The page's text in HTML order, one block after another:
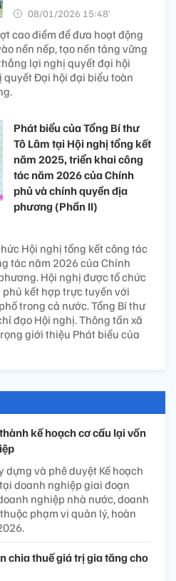
08/01/2026 15:48’
cao điểm để đưa hoạt động
nền nếp, tạo nền tảng vững
lợi nghị quyết đại hội
Đại hội đại biểu toàn
Phát biểu của Tổng Bí thư
Tô Lâm tại Hội nghị tổng kết
năm 2025, triển khai công
tác năm 2026 của Chính
phủ và chính quyền địa
phương (Phần II)
Hội nghị tổng kết công tác
tác năm 2026 của Chính
Hội nghị được tổ chức
kết hợp trực tuyến với
trong cả nước. Tổng Bí thư
đạo Hội nghị. Thông tấn xã
giới thiệu Phát biểu của
kế hoạch cơ cấu lại vốn
dựng và phê duyệt Kế hoạch
doanh nghiệp giai đoạn
nghiệp nhà nước, doanh
phạm vi quản lý, hoàn
chia thuế giá trị gia tăng cho